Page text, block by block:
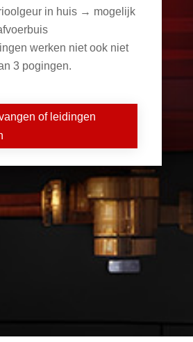
in huis → mogelijk
werken niet ook niet
3 pogingen.
of leidingen